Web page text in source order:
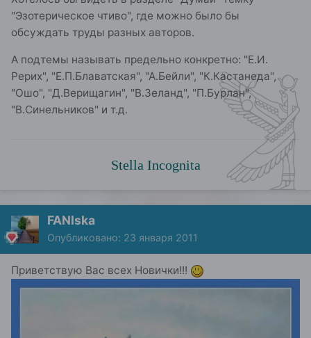
"Эзотерическое чтиво", где можно было бы
обсуждать труды разных авторов.
А подтемы называть предельно конкретно: "Е.И.
Рерих", "Е.П.Блаватская", "А.Бейли", "К.Кастанеда",
"Ошо", "Д.Верищагин", "В.Зеланд", "П.Бурлан",
"В.Синельников" и т.д.
Stella Incognita
FANIska
Опубликовано: 23 января 2011
Приветствую Вас всех Новички!!!